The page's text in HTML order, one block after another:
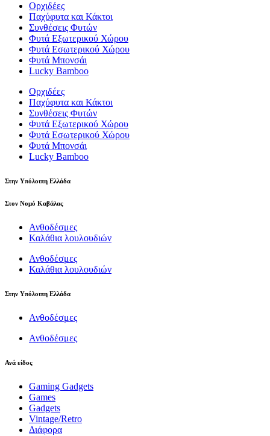
Ορχιδέες
Παχύφυτα και Κάκτοι
Συνθέσεις Φυτών
Φυτά Εξωτερικού Χώρου
Φυτά Εσωτερικού Χώρου
Φυτά Μπονσάι
Lucky Bamboo
Ορχιδέες
Παχύφυτα και Κάκτοι
Συνθέσεις Φυτών
Φυτά Εξωτερικού Χώρου
Φυτά Εσωτερικού Χώρου
Φυτά Μπονσάι
Lucky Bamboo
Στην Υπόλοιπη Ελλάδα
Στον Νομό Καβάλας
Ανθοδέσμες
Καλάθια λουλουδιών
Ανθοδέσμες
Καλάθια λουλουδιών
Στην Υπόλοιπη Ελλάδα
Ανθοδέσμες
Ανθοδέσμες
Ανά είδος
Gaming Gadgets
Games
Gadgets
Vintage/Retro
Διάφορα